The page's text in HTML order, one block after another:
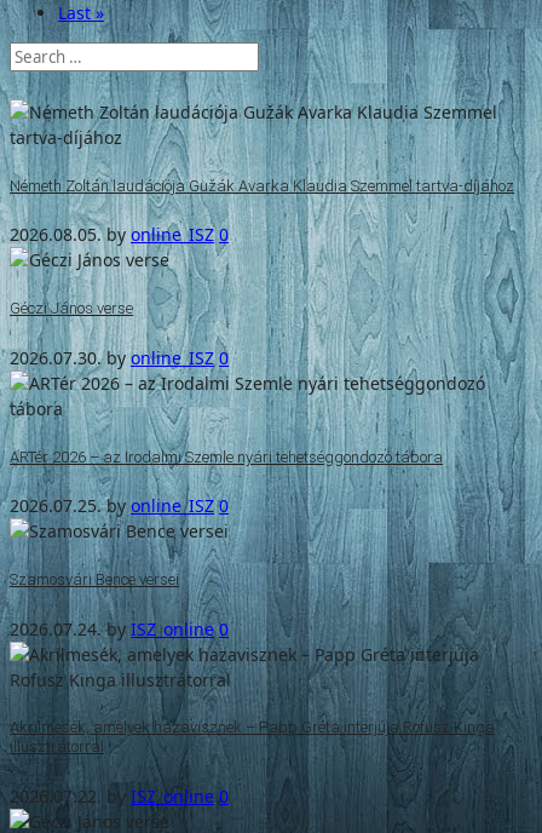
Last »
Németh Zoltán laudációja Gužák Avarka Klaudia Szemmel tartva-díjához
2026.08.05. by online_ISZ 0
Géczi János verse
2026.07.30. by online_ISZ 0
ARTér 2026 – az Irodalmi Szemle nyári tehetséggondozó tábora
2026.07.25. byonline_ISZ 0
Szamosvári Bence versei
2026.07.24. by ISZ_online 0
Akrilmesék, amelyek hazavisznek – Papp Gréta interjúja Rofusz Kinga
illusztrátorral
2026.07.22. by ISZ_online 0